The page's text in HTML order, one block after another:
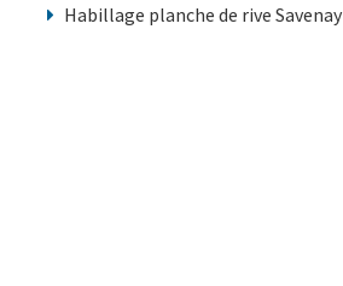
Habillage planche de rive Savenay